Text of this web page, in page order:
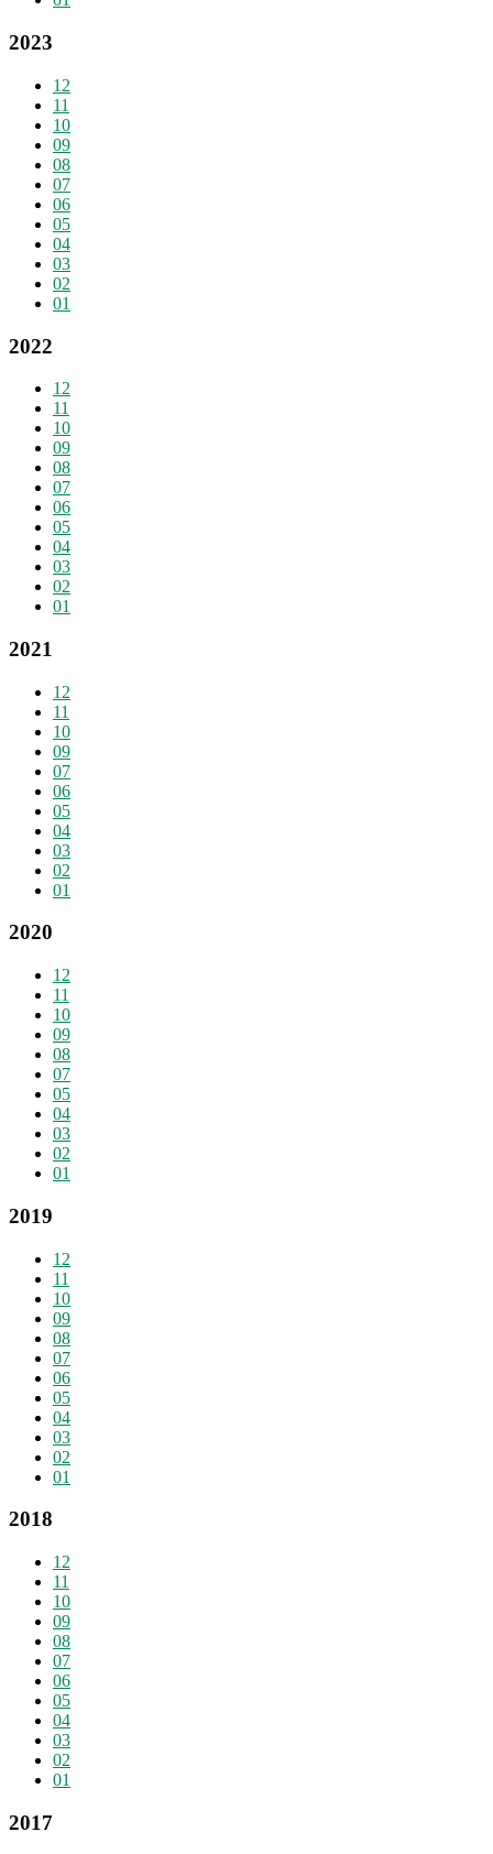
2023
12
11
10
09
08
07
06
05
04
03
02
01
2022
12
11
10
09
08
07
06
05
04
03
02
01
2021
12
11
10
09
07
06
05
04
03
02
01
2020
12
11
10
09
08
07
05
04
03
02
01
2019
12
11
10
09
08
07
06
05
04
03
02
01
2018
12
11
10
09
08
07
06
05
04
03
02
01
2017